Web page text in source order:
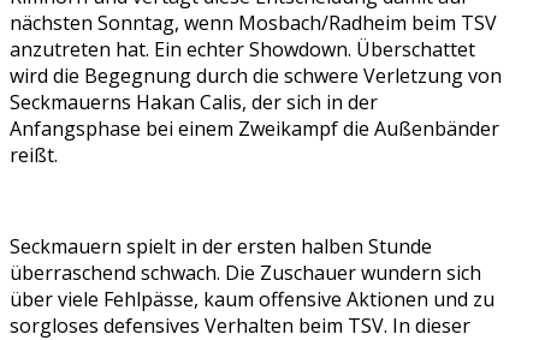
nächsten Sonntag, wenn Mosbach/Radheim beim TSV
anzutreten hat. Ein echter Showdown. Überschattet
wird die Begegnung durch die schwere Verletzung von
Seckmauerns Hakan Calis, der sich in der
Anfangsphase bei einem Zweikampf die Außenbänder
reißt.
Seckmauern spielt in der ersten halben Stunde
überraschend schwach. Die Zuschauer wundern sich
über viele Fehlpässe, kaum offensive Aktionen und zu
sorgloses defensives Verhalten beim TSV. In dieser